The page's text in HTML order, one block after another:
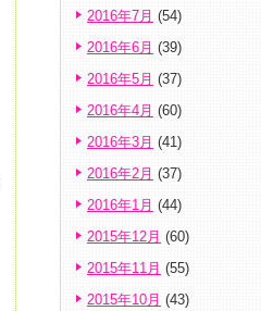
2016年7月 (54)
2016年6月 (39)
2016年5月 (37)
2016年4月 (60)
2016年3月 (41)
2016年2月 (37)
2016年1月 (44)
2015年12月 (60)
2015年11月 (55)
2015年10月 (43)